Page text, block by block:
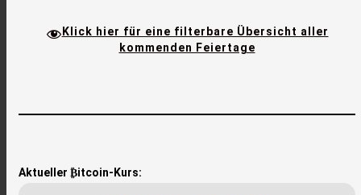
Klick hier für eine filterbare Übersicht aller
kommenden Feiertage
Aktueller ₿itcoin-Kurs: